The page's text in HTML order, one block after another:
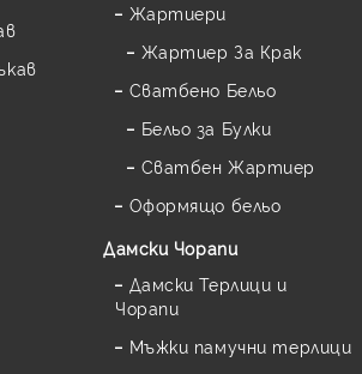
Жартиери
Жартиер За Крак
Сватбено Бельо
Бельо за Булки
Сватбен Жартиер
Оформящо бельо
Дамски Чорапи
Дамски Терлици и
Чорапи
Мъжки памучни терлици